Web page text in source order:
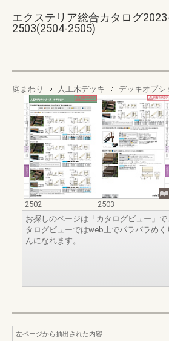
エクステリア総合カタログ
2503(2504-2505)
庭まわり 人工木デッキ デッキオプシ
2502
2503
お探しのページは「カタログビュー」
タログビューではweb上でパラパラめ
んになれます。
左ページから抽出された内容